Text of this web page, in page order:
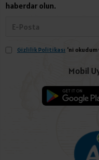
haberdar olun.
Gizlilik Politikası 'ni
Mobil